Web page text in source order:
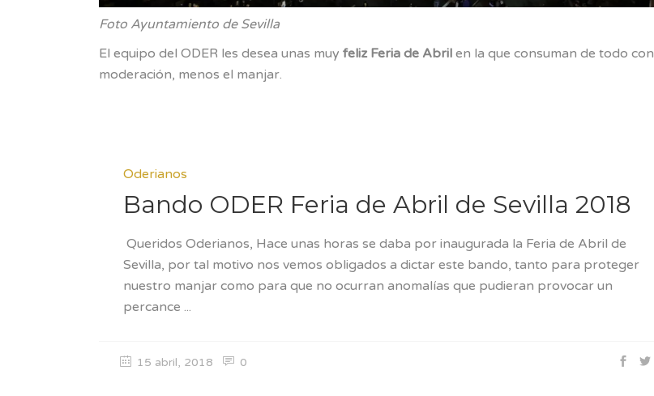
Foto Ayuntamiento de Sevilla
El equipo del ODER les desea unas muy feliz Feria de Abril en la que consuman de todo con
moderación, menos el manjar.
Oderianos
Bando ODER Feria de Abril de Sevilla 2018
Queridos Oderianos, Hace unas horas se daba por inaugurada la Feria de Abril de
Sevilla, por tal motivo nos vemos obligados a dictar este bando, tanto para proteger
nuestro manjar como para que no ocurran anomalías que pudieran provocar un
percance
15 abril, 2018 0